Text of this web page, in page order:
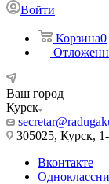
Войти
Корзина0
Ваш город
Курск
305025, Курск,
Вконтакте